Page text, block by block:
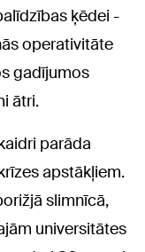
ķēdei -
operativitāte
gadījumos
ātri.
parāda
apstākļiem.
slimnīcā,
universitātes